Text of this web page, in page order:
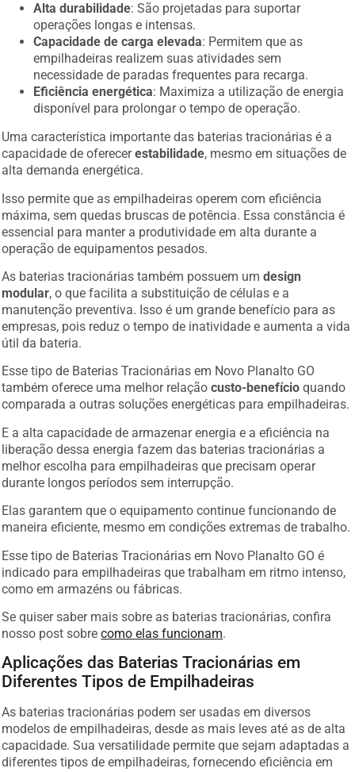
Alta durabilidade: São projetadas para suportar
operações longas e intensas.
Capacidade de carga elevada: Permitem que as
empilhadeiras realizem suas atividades sem
necessidade de paradas frequentes para recarga.
Eficiência energética: Maximiza a utilização de energia
disponível para prolongar o tempo de operação.
Uma característica importante das baterias tracionárias é a
capacidade de oferecerestabilidade, mesmo em situações de
alta demanda energética.
Isso permite que as empilhadeiras operem com eficiência
máxima, sem quedas bruscas de potência. Essa constância é
essencial para manter a produtividade em alta durante a
operação de equipamentos pesados.
As baterias tracionárias também possuem umdesign
modular, o que facilita a substituição de células e a
manutenção preventiva. Isso é um grande benefício para as
empresas, pois reduz o tempo de inatividade e aumenta a vida
útil da bateria.
Esse tipo de Baterias Tracionárias em Novo Planalto GO
também oferece uma melhor relaçãocusto-benefício quando
comparada a outras soluções energéticas para empilhadeiras.
E a alta capacidade de armazenar energia e a eficiência na
liberação dessa energia fazem das baterias tracionárias a
melhor escolha para empilhadeiras que precisam operar
durante longos períodos sem interrupção.
Elas garantem que o equipamento continue funcionando de
maneira eficiente, mesmo em condições extremas de trabalho.
Esse tipo de Baterias Tracionárias em Novo Planalto GO é
indicado para empilhadeiras que trabalham em ritmo intenso,
como em armazéns ou fábricas.
Se quiser saber mais sobre as baterias tracionárias, confira
nosso post sobrecomo elas funcionam.
Aplicações das Baterias Tracionárias em
Diferentes Tipos de Empilhadeiras
As baterias tracionárias podem ser usadas em diversos
modelos de empilhadeiras, desde as mais leves até as de alta
capacidade. Sua versatilidade permite que sejam adaptadas a
diferentes tipos de empilhadeiras, fornecendo eficiência em